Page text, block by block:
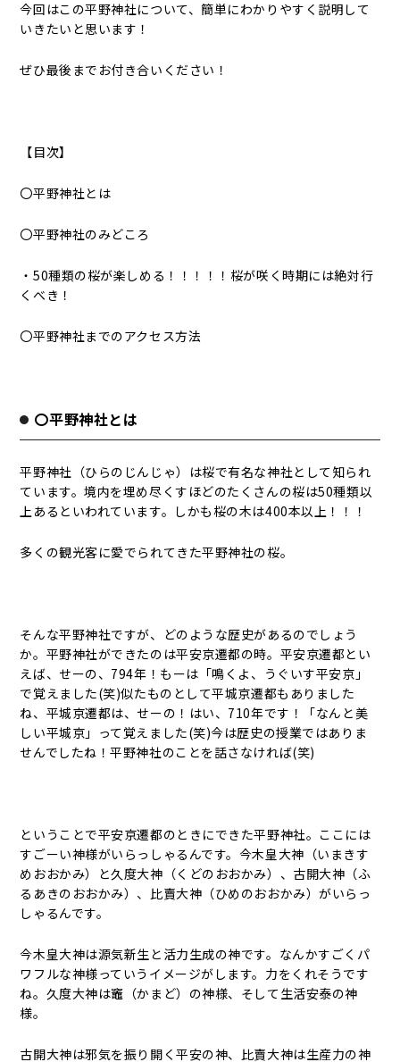
今回はこの平野神社について、簡単にわかりやすく説明して
いきたいと思います！
ぜひ最後までお付き合いください！
【目次】
〇平野神社とは
〇平野神社のみどころ
・50種類の桜が楽しめる！！！！！桜が咲く時期には絶対行
くべき！
〇平野神社までのアクセス方法
〇平野神社とは
平野神社（ひらのじんじゃ）は桜で有名な神社として知られ
ています。境内を埋め尽くすほどのたくさんの桜は50種類以
上あるといわれています。しかも桜の木は400本以上！！！
多くの観光客に愛でられてきた平野神社の桜。
そんな平野神社ですが、どのような歴史があるのでしょう
か。平野神社ができたのは平安京遷都の時。平安京遷都とい
えば、せーの、794年！もーは「鳴くよ、うぐいす平安京」
で覚えました(笑)似たものとして平城京遷都もありました
ね、平城京遷都は、せーの！はい、710年です！「なんと美
しい平城京」って覚えました(笑)今は歴史の授業ではありま
せんでしたね！平野神社のことを話さなければ(笑)
ということで平安京遷都のときにできた平野神社。ここには
すごーい神様がいらっしゃるんです。今木皇大神（いまきす
めおおかみ）と久度大神（くどのおおかみ）、古開大神（ふ
るあきのおおかみ）、比賣大神（ひめのおおかみ）がいらっ
しゃるんです。
今木皇大神は源気新生と活力生成の神です。なんかすごくパ
ワフルな神様っていうイメージがします。力をくれそうです
ね。久度大神は竈（かまど）の神様、そして生活安泰の神
様。
古開大神は邪気を振り開く平安の神、比賣大神は生産力の神